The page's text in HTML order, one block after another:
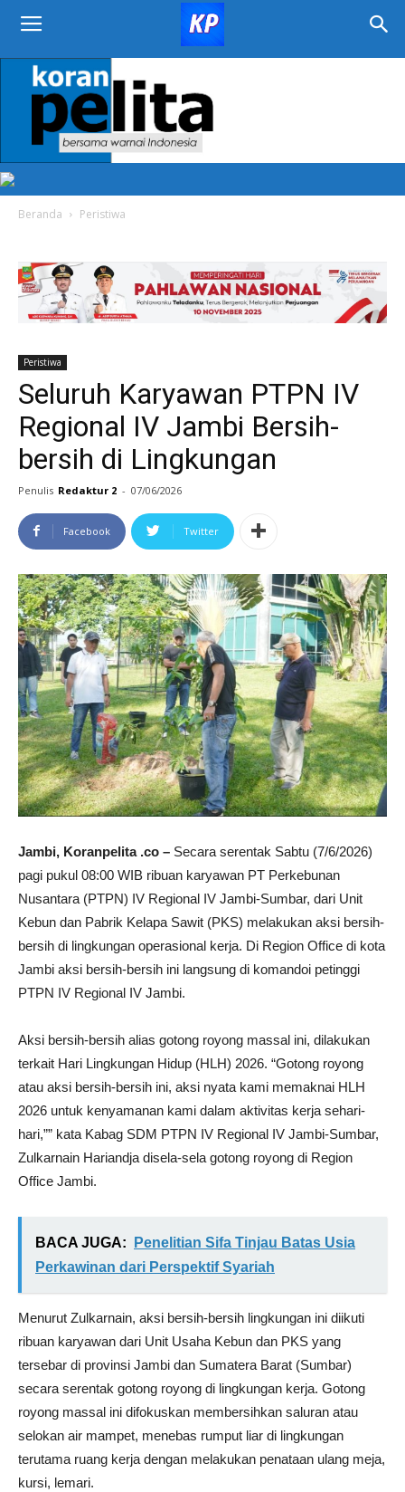
KORAN
PELITA
Beranda Peristiwa
Peristiwa
Seluruh Karyawan PTPN IV
Regional IV Jambi Bersih-
bersih di Lingkungan
Penulis Redaktur 2 - 07/06/2026
Facebook Twitter
Jambi, Koranpelita .co – Secara serentak Sabtu (7/6/2026)
pagi pukul 08:00 WIB ribuan karyawan PT Perkebunan
Nusantara (PTPN) IV Regional IV Jambi-Sumbar, dari Unit
Kebun dan Pabrik Kelapa Sawit (PKS) melakukan aksi bersih-
bersih di lingkungan operasional kerja. Di Region Office di kota
Jambi aksi bersih-bersih ini langsung di komandoi petinggi
PTPN IV Regional IV Jambi.
Aksi bersih-bersih alias gotong royong massal ini, dilakukan
terkait Hari Lingkungan Hidup (HLH) 2026. “Gotong royong
atau aksi bersih-bersih ini, aksi nyata kami memaknai HLH
2026 untuk kenyamanan kami dalam aktivitas kerja sehari-
hari,”” kata Kabag SDM PTPN IV Regional IV Jambi-Sumbar,
Zulkarnain Hariandja disela-sela gotong royong di Region
Office Jambi.
BACA JUGA:
Penelitian Sifa Tinjau Batas Usia
Perkawinan dari Perspektif Syariah
Menurut Zulkarnain, aksi bersih-bersih lingkungan ini diikuti
ribuan karyawan dari Unit Usaha Kebun dan PKS yang
tersebar di provinsi Jambi dan Sumatera Barat (Sumbar)
secara serentak gotong royong di lingkungan kerja. Gotong
royong massal ini difokuskan membersihkan saluran atau
selokan air mampet, menebas rumput liar di lingkungan
terutama ruang kerja dengan melakukan penataan ulang meja,
kursi, lemari.